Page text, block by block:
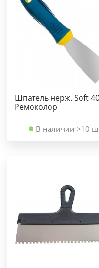
Шпатель нерж. Soft
Ремоколор
В наличии >10